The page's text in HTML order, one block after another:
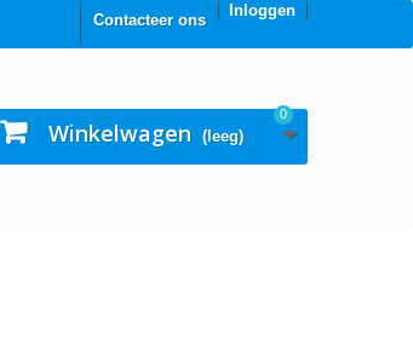
Inloggen
Contacteer ons
Winkelwagen (leeg)
0